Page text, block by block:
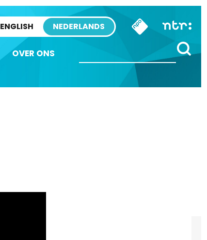
ENGLISH NEDERLANDS
OVER ONS